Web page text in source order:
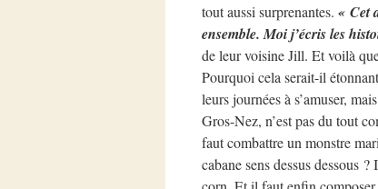
tout aussi surprenantes. « Cet
ensemble. Moi j’écris les
de leur voisine Jill. Et voilà
Pourquoi cela serait-il
leurs journées à s’amuser,
Gros-Nez, n’est pas du tout
faut combattre un monstre
cabane sens dessus dessous